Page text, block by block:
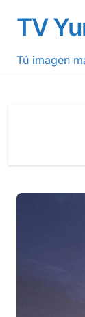
contenido
TV
Tú imagen